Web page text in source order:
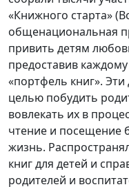
«Книжного старта»
общенациональная
привить детям
предоставив
«портфель книг».
целью побудить
вовлекать их в
чтение и посещение
жизнь.
книг для детей и
родителей и